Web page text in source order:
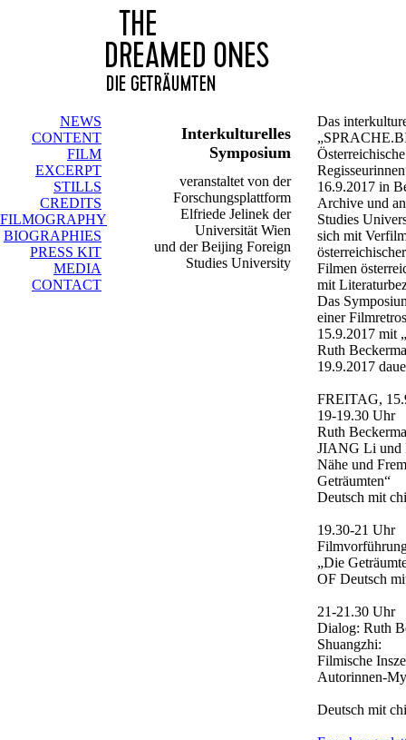
NEWS
CONTENT
FILM
EXCERPT
STILLS
CREDITS
FILMOGRAPHY
BIOGRAPHIES
PRESS KIT
MEDIA
CONTACT
Interkulturelles
Symposium
veranstaltet von der
Forschungsplattform
Elfriede Jelinek der
Universität Wien
und der Beijing Foreign
Studies University
Das
16.9.2017 in
Archive und
Studies
sich mit
Filmen
mit
Das
einer
15.9.2017 mit
Ruth
19.9.2017
FREITAG,
19-19.30 Uhr
Ruth
JIANG Li und
Nähe und
Geträumten“
Deutsch mit
19.30-21 Uhr
„Die
OF Deutsch
21-21.30 Uhr
Dialog: Ruth
Shuangzhi:
Filmische
Autorinnen-
Deutsch mit